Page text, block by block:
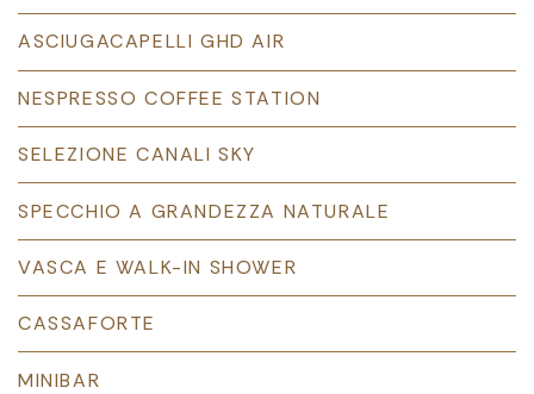
ASCIUGACAPELLI GHD AIR
NESPRESSO COFFEE STATION
SELEZIONE CANALI SKY
SPECCHIO A GRANDEZZA NATURALE
VASCA E WALK-IN SHOWER
CASSAFORTE
MINIBAR